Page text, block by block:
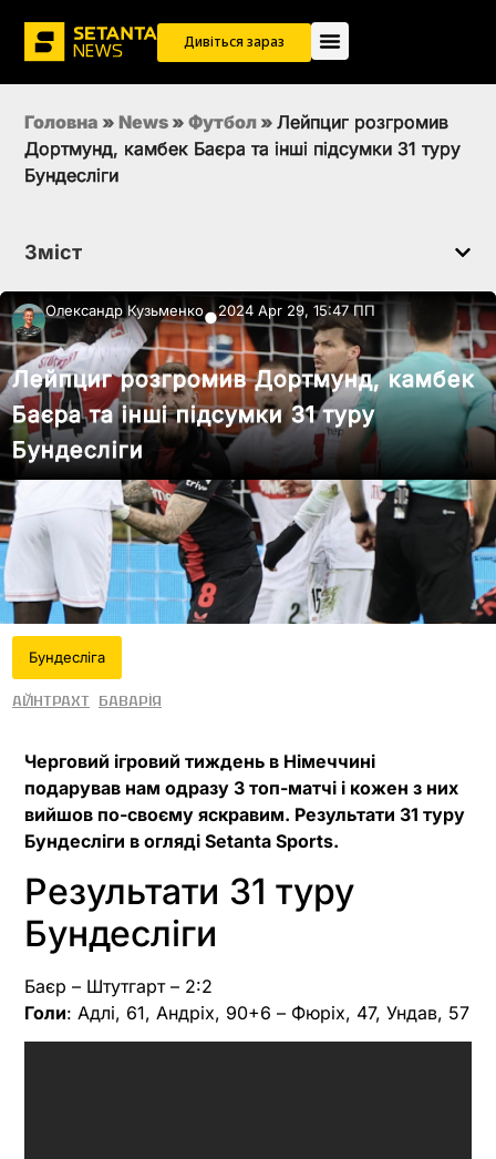
Дивіться зараз
Головна » News » Футбол » Лейпциг розгромив
Дортмунд, камбек Баєра та інші підсумки 31 туру
Бундесліги
Зміст
Олександр Кузьменко●2024 Apr 29, 15:47 ПП
Лейпциг розгромив Дортмунд, камбек
Баєра та інші підсумки 31 туру
Бундесліги
Бундесліга
Айнтрахт Баварія
Черговий ігровий тиждень в Німеччині
подарував нам одразу 3 топ-матчі і кожен з них
вийшов по-своєму яскравим. Результати 31 туру
Бундесліги в огляді Setanta Sports.
Результати 31 туру
Бундесліги
Баєр – Штутгарт – 2:2
Голи: Адлі, 61, Андріх, 90+6 – Фюріх, 47, Ундав, 57